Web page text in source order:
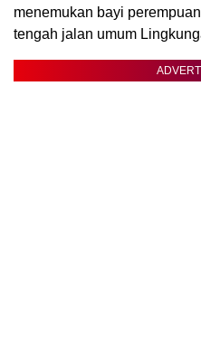
menemukan bayi
tengah jalan umum